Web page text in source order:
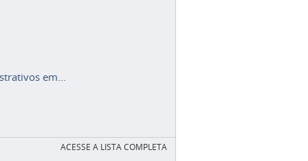
em...
ACESSE A LISTA COMPLETA